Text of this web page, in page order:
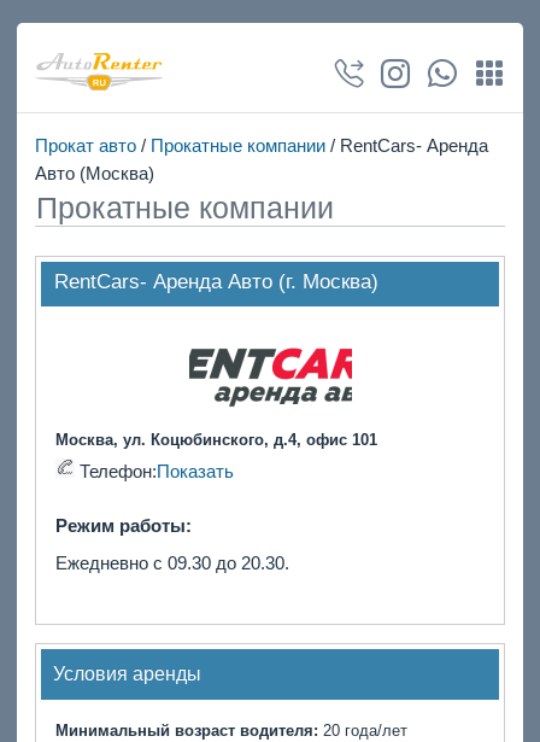
Прокат авто/ Прокатные компании/ RentCars- Аренда
Авто (Москва)
Прокатные компании
RentCars- Аренда Авто (г. Москва)
Москва, ул. Коцюбинского, д.4, офис 101
Телефон:Показать
Режим работы:
Ежедневно с 09.30 до 20.30.
Условия аренды
Минимальный возраст водителя: 20 года/лет